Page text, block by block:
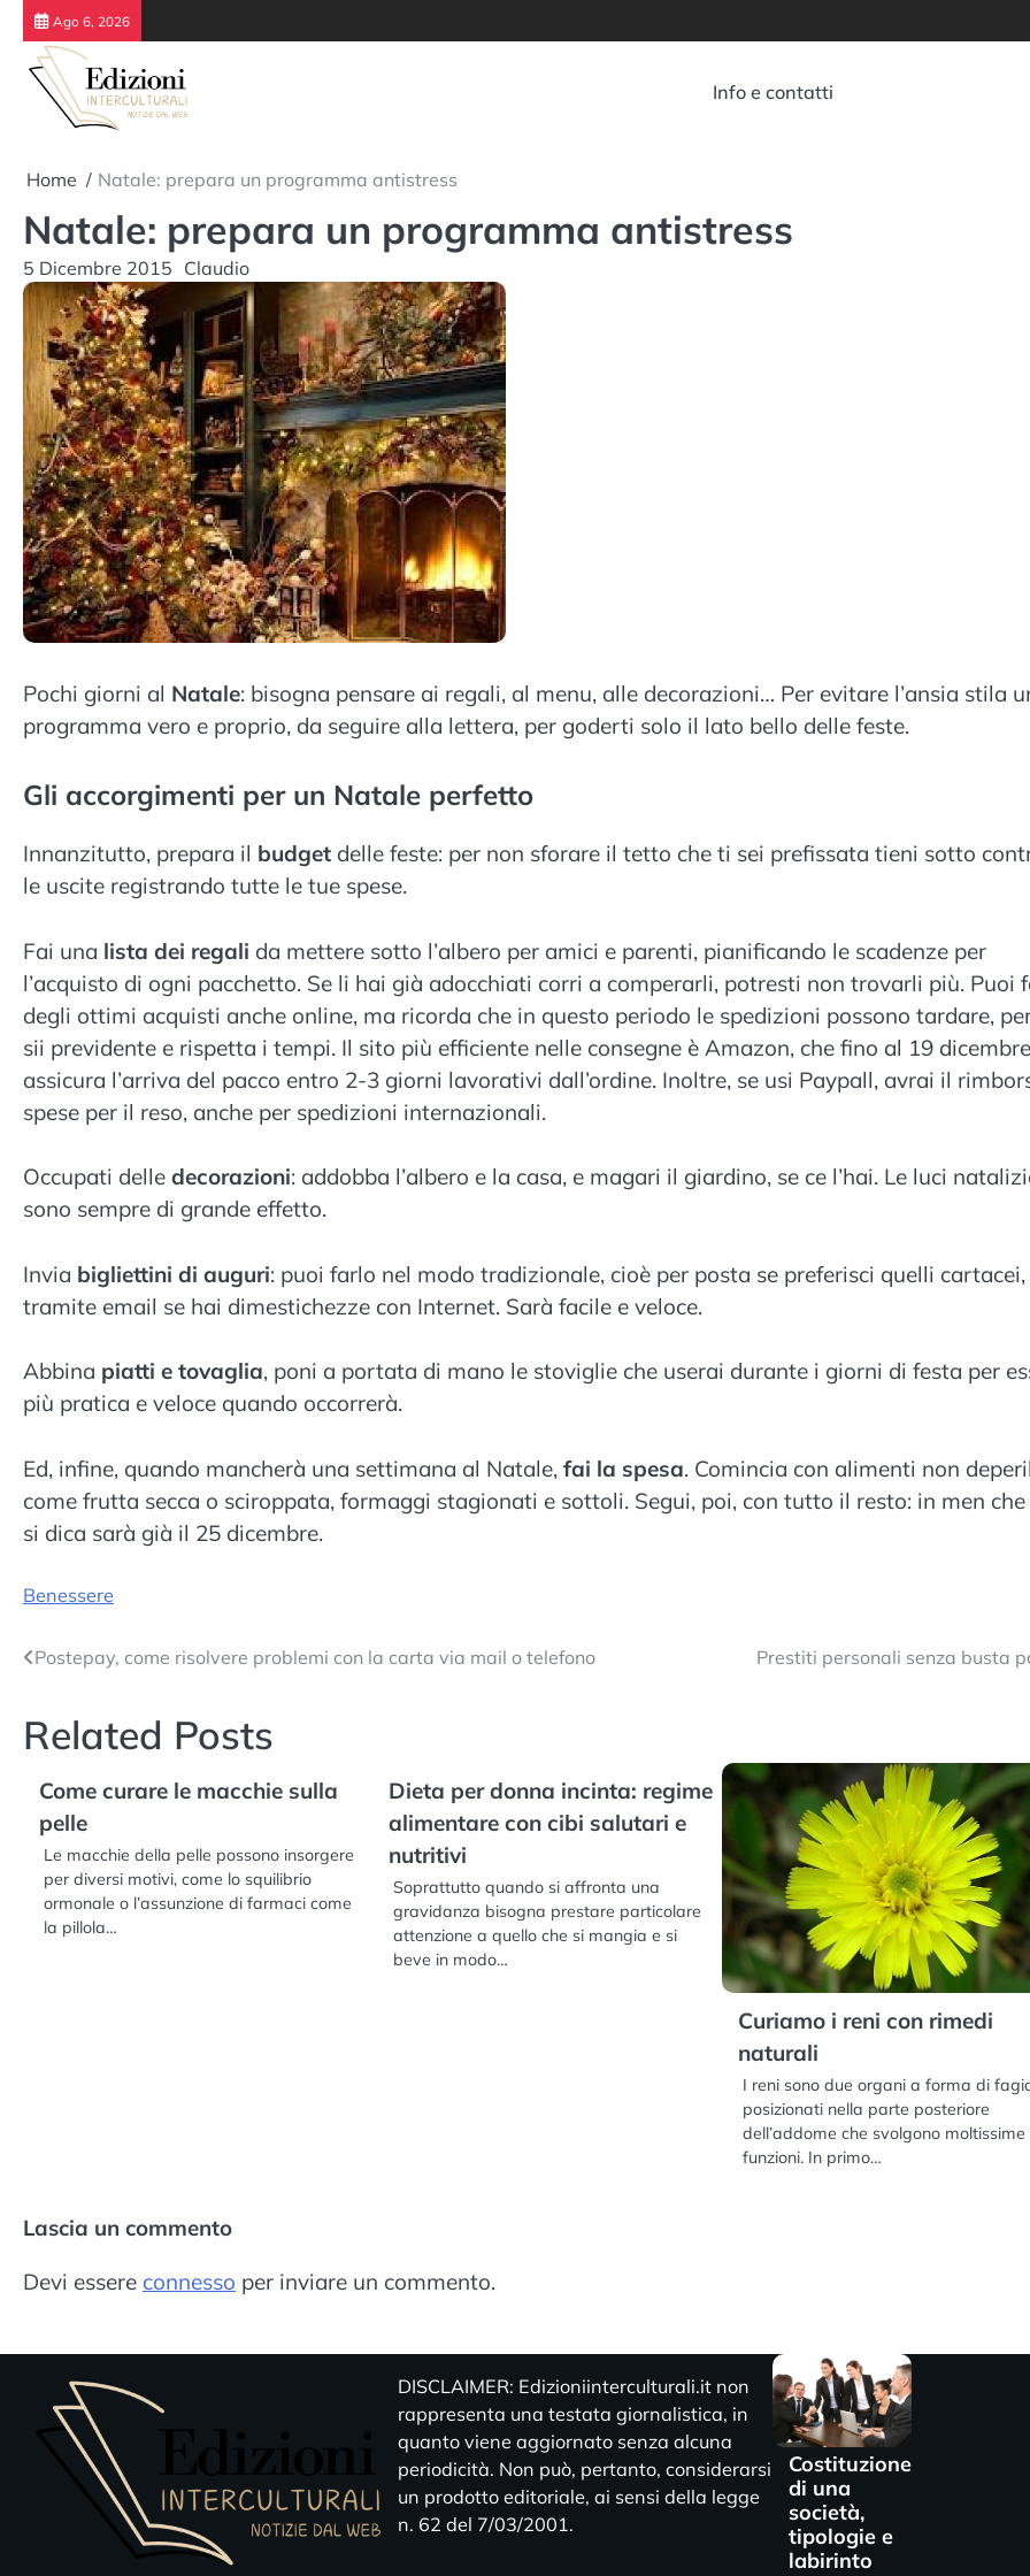
Skip
content
Ago 6, 2026
Info e contatti
Home Natale: prepara un programma antistress
Natale: prepara un programma antistress
5 Dicembre 2015 Claudio
Pochi giorni al Natale: bisogna pensare ai regali, al menu, alle decorazioni… Per evitare l’ansia stila
programma vero e proprio, da seguire alla lettera, per goderti solo il lato bello delle feste.
Gli accorgimenti per un Natale perfetto
Innanzitutto, prepara il budget delle feste: per non sforare il tetto che ti sei prefissata tieni sotto
le uscite registrando tutte le tue spese.
Fai una lista dei regali da mettere sotto l’albero per amici e parenti, pianificando le scadenze per
l’acquisto di ogni pacchetto. Se li hai già adocchiati corri a comperarli, potresti non trovarli più. Puoi
degli ottimi acquisti anche online, ma ricorda che in questo periodo le spedizioni possono tardare,
sii previdente e rispetta i tempi. Il sito più efficiente nelle consegne è Amazon, che fino al 19 dicembre
assicura l’arriva del pacco entro 2-3 giorni lavorativi dall’ordine. Inoltre, se usi Paypall, avrai il
spese per il reso, anche per spedizioni internazionali.
Occupati delle decorazioni: addobba l’albero e la casa, e magari il giardino, se ce l’hai. Le luci
sono sempre di grande effetto.
Invia bigliettini di auguri: puoi farlo nel modo tradizionale, cioè per posta se preferisci quelli cartacei,
tramite email se hai dimestichezze con Internet. Sarà facile e veloce.
Abbina piatti e tovaglia, poni a portata di mano le stoviglie che userai durante i giorni di festa per
più pratica e veloce quando occorrerà.
Ed, infine, quando mancherà una settimana al Natale, fai la spesa. Comincia con alimenti non
come frutta secca o sciroppata, formaggi stagionati e sottoli. Segui, poi, con tutto il resto: in men
si dica sarà già il 25 dicembre.
Benessere
Navigazione
Postepay, come risolvere problemi con la carta via mail o telefono Prestiti personali senza busta
Related Posts
Come curare le macchie sulla
pelle
Le macchie della pelle possono insorgere
per diversi motivi, come lo squilibrio
ormonale o l’assunzione di farmaci come
la pillola…
Dieta per donna incinta: regime
alimentare con cibi salutari e
nutritivi
Soprattutto quando si affronta una
gravidanza bisogna prestare particolare
attenzione a quello che si mangia e si
beve in modo…
Curiamo i reni con rimedi
naturali
I reni sono due organi a forma di
posizionati nella parte posteriore
dell’addome che svolgono moltissime
funzioni. In primo…
Lascia un commento
Devi essere connesso per inviare un commento.
DISCLAIMER: Edizioniinterculturali.it non
rappresenta una testata giornalistica, in
quanto viene aggiornato senza alcuna
periodicità. Non può, pertanto, considerarsi
un prodotto editoriale, ai sensi della legge
n. 62 del 7/03/2001.
Costituzione
di una
società,
tipologie e
labirinto